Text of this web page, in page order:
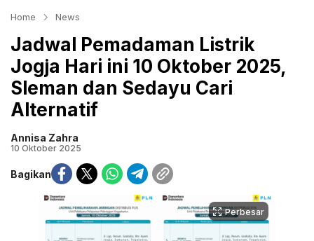
Home News
Jadwal Pemadaman Listrik
Jogja Hari ini 10 Oktober 2025,
Sleman dan Sedayu Cari
Alternatif
Annisa Zahra
10 Oktober 2025
Bagikan
Perbesar